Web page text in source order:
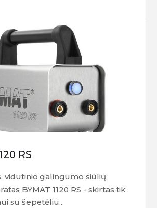
RS
vidutinio galingumo siūlių
BYMAT 1120 RS - skirtas tik
su šepetėliu...